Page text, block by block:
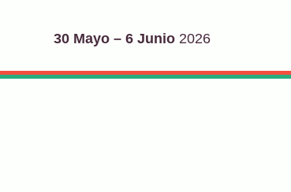
30 Mayo – 6 Junio 2026